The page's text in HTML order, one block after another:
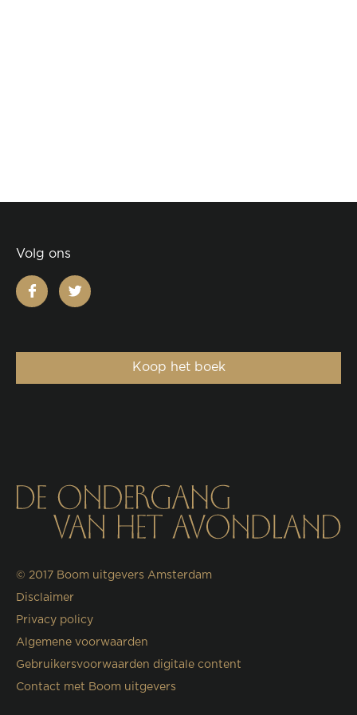
Volg ons
facebooktwitter
Koop het boek
© 2017 Boom uitgevers Amsterdam
Disclaimer
Privacy policy
Algemene voorwaarden
Gebruikersvoorwaarden digitale content
Contact met Boom uitgevers